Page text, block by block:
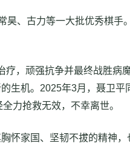
、古力等一大批优秀棋手
，顽强抗争并最终战胜病
生机。2025年3月，聂卫
力抢救无效，不幸离世。
怀家国、坚韧不拔的精神